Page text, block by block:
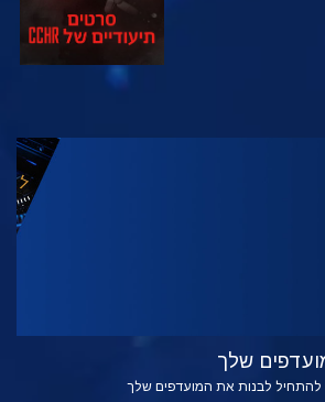
בדוק את הסדרה
שלך
להתחיל לבנות את המועדפים שלך